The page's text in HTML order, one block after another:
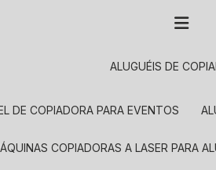
ALUGUÉIS DE
DE COPIADORA PARA EVENTOS
MÁQUINAS COPIADORAS A LASER PARA